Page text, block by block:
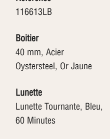
116613LB
Boitier
40 mm, Acier
Oystersteel, Or Jaune
Lunette
Lunette Tournante, Bleu,
60 Minutes